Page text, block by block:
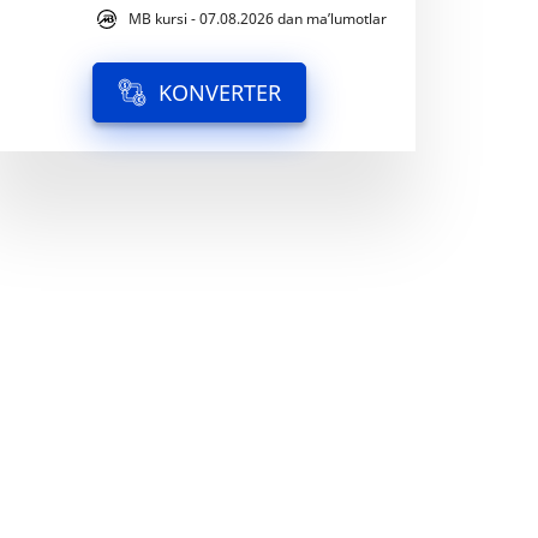
MB kursi - 07.08.2026 dan ma’lumotlar
KONVERTER